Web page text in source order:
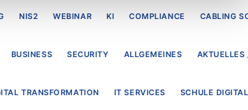
NIS2 WEBINAR KI COMPLIANCE CABLING
BUSINESS SECURITY ALLGEMEINES AKTUELLES
TRANSFORMATION IT SERVICES SCHULE DIGITAL